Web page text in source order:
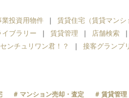
業投資用物件 賃貸住宅（賃貸マンシ
ブラリー 賃貸管理 店舗検索
ンチュリワン君！？ 接客グランプ
マンション売却・査定 賃貸管理